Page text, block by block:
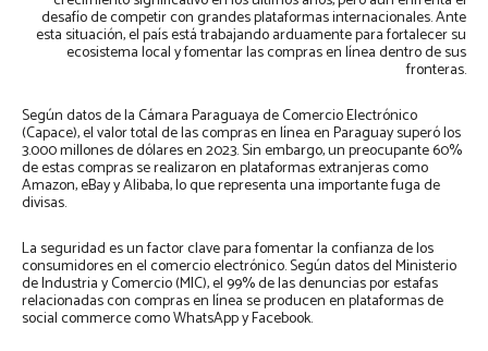
desafío de competir con grandes plataformas internacionales. Ante
esta situación, el país está trabajando arduamente para fortalecer su
ecosistema local y fomentar las compras en línea dentro de sus
fronteras.
Según datos de la Cámara Paraguaya de Comercio Electrónico
(Capace), el valor total de las compras en línea en Paraguay superó los
3.000 millones de dólares en 2023. Sin embargo, un preocupante 60%
de estas compras se realizaron en plataformas extranjeras como
Amazon, eBay y Alibaba, lo que representa una importante fuga de
divisas.
La seguridad es un factor clave para fomentar la confianza de los
consumidores en el comercio electrónico. Según datos del Ministerio
de Industria y Comercio (MIC), el 99% de las denuncias por estafas
relacionadas con compras en línea se producen en plataformas de
social commerce como WhatsApp y Facebook.